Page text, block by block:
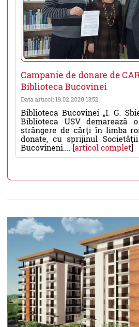
Campanie de donare de
Biblioteca Bucovinei
Data articol: 19.02.2020 13:52
Biblioteca Bucovinei „I. G.
Biblioteca USV demarează
strângere de cărţi în limba
donate, cu sprijinul
Bucovineni.... [articol complet]